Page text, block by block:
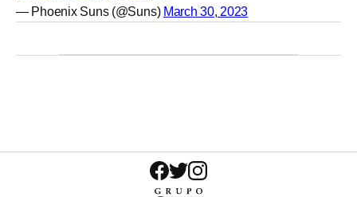
— Phoenix Suns (@Suns) March 30, 2023